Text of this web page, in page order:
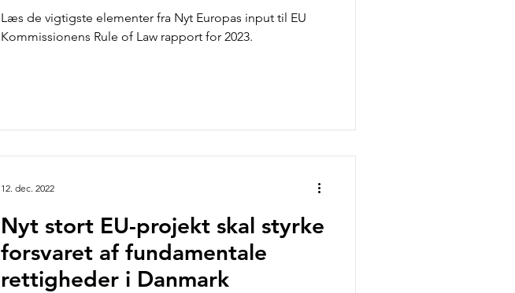
Læs de vigtigste elementer fra Nyt Europas input til EU
Kommissionens Rule of Law rapport for 2023.
Nyt stort EU-projekt skal styrke
forsvaret af fundamentale
rettigheder i Danmark
12. dec. 2022